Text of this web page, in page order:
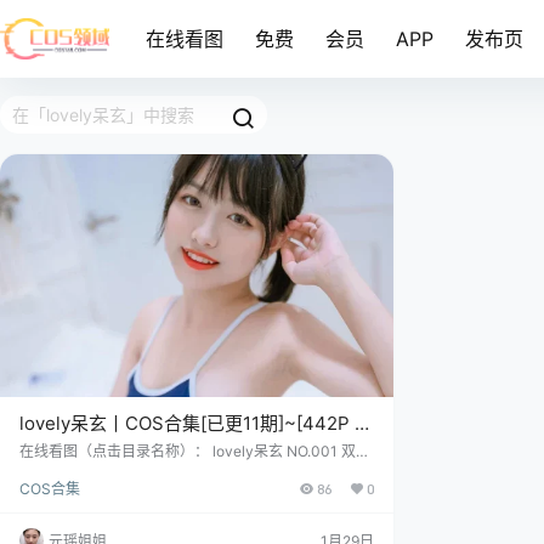
在线看图 免费 会员 APP 发布页
lovely呆玄丨COS合集[已更11期]~[442P –
4.5G]
在线看图（点击目录名称）： lovely呆玄 NO.001 双人
-368MB] lovely呆玄 NO.003 邻家妹妹 [41P-380MB]
多：lovely呆玄、呆玄、呆呆呆呆玄……好家伙，这名
COS合集 86 0